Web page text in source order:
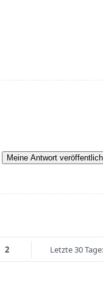
Meine Antwort
2 Letzte 30 Tage: